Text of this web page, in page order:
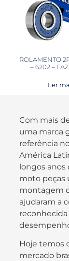
ROLAMENTO
– 6202 –
Ler
Com mais
uma marca
referência
América
longos anos
moto peças
montagem
ajudaram a
Hoje temos
mercado